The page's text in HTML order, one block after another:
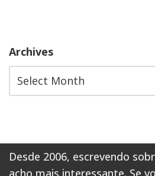
Archives
Desde 2006, escrevendo
acho mais interessante. Se